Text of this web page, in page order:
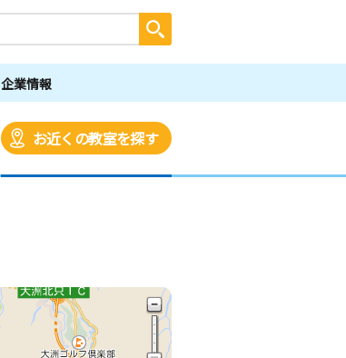
企業情報
お近くの教室を探す